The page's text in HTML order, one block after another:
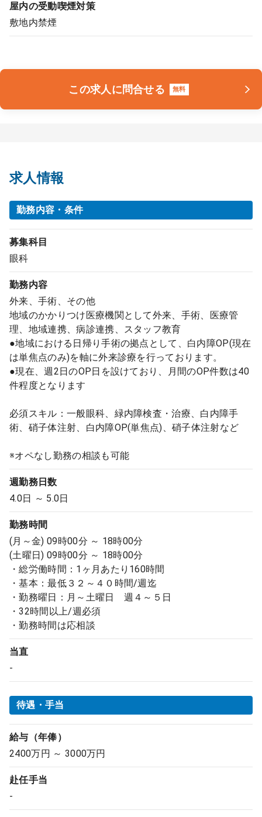
お問合せ
採用をお考えの医療機関の方
屋内の受動喫煙対策
敷地内禁煙
この求人に問合せる 無料
求人情報
勤務内容・条件
募集科目
眼科
勤務内容
外来、手術、その他
地域のかかりつけ医療機関として外来、手術、医療管
理、地域連携、病診連携、スタッフ教育
●地域における日帰り手術の拠点として、白内障OP(現在
は単焦点のみ)を軸に外来診療を行っております。
●現在、週2日のOP日を設けており、月間のOP件数は40
件程度となります
必須スキル：一般眼科、緑内障検査・治療、白内障手
術、硝子体注射、白内障OP(単焦点)、硝子体注射など
※オペなし勤務の相談も可能
週勤務日数
4.0日 ～ 5.0日
勤務時間
(月～金) 09時00分 ～ 18時00分
(土曜日) 09時00分 ～ 18時00分
・総労働時間：1ヶ月あたり160時間
・基本：最低３２～４０時間/週迄
・勤務曜日：月～土曜日 週４～５日
・32時間以上/週必須
・勤務時間は応相談
当直
-
待遇・手当
給与（年俸）
2400万円 ～ 3000万円
赴任手当
-